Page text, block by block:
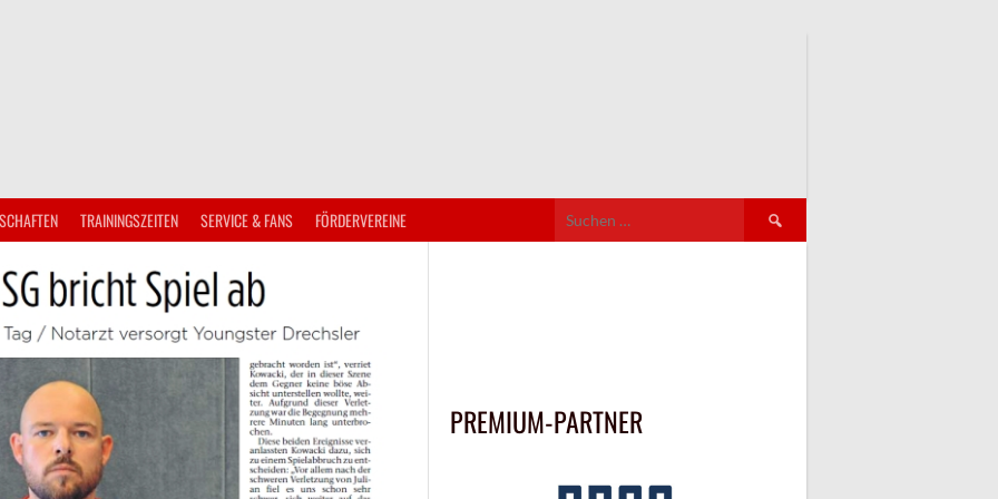
TRAININGSZEITEN SERVICE & FANS FÖRDERVEREINE
Suchen
nach:
PREMIUM-PARTNER